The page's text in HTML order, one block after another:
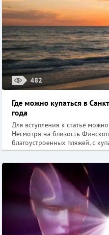
482
Где можно купаться в
года
Для вступления к статье
Несмотря на близость
благоустроенных пляжей, с